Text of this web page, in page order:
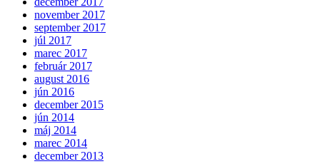
november 2017
september 2017
júl 2017
marec 2017
február 2017
august 2016
jún 2016
december 2015
jún 2014
máj 2014
marec 2014
december 2013